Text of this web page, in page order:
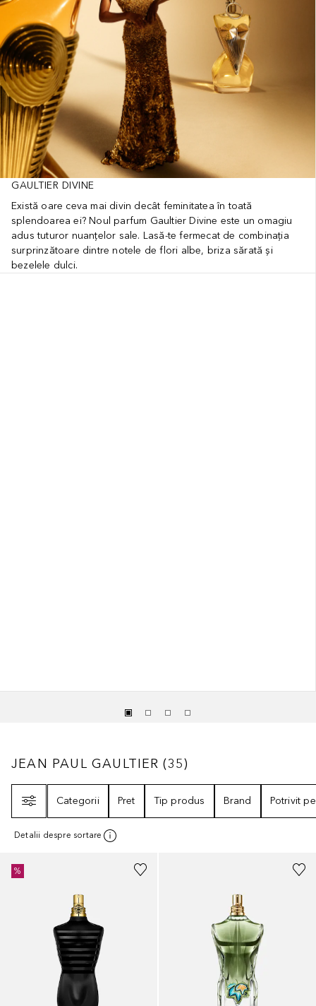
GAULTIER DIVINE
Există oare ceva mai divin decât feminitatea în toată
splendoarea ei? Noul parfum Gaultier Divine este un omagiu
adus tuturor nuanțelor sale. Lasă-te fermecat de combinația
surprinzătoare dintre notele de flori albe, briza sărată și
bezelele dulci.
JEAN PAUL GAULTIER35
JEAN PAUL GAULTIER (35)
Categorii
Pret Tip produs Brand Potrivit
Detalii despre sortare
%